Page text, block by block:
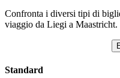
Confronta i diversi tipi di
viaggio da Liegi a Maastricht.
Standard